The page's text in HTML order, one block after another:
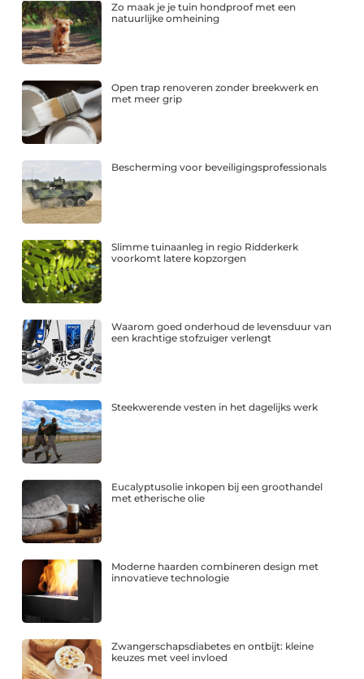
Zo maak je je tuin hondproof met een
natuurlijke omheining
Open trap renoveren zonder breekwerk en
met meer grip
Bescherming voor beveiligingsprofessionals
Slimme tuinaanleg in regio Ridderkerk
voorkomt latere kopzorgen
Waarom goed onderhoud de levensduur van
een krachtige stofzuiger verlengt
Steekwerende vesten in het dagelijks werk
Eucalyptusolie inkopen bij een groothandel
met etherische olie
Moderne haarden combineren design met
innovatieve technologie
Zwangerschapsdiabetes en ontbijt: kleine
keuzes met veel invloed